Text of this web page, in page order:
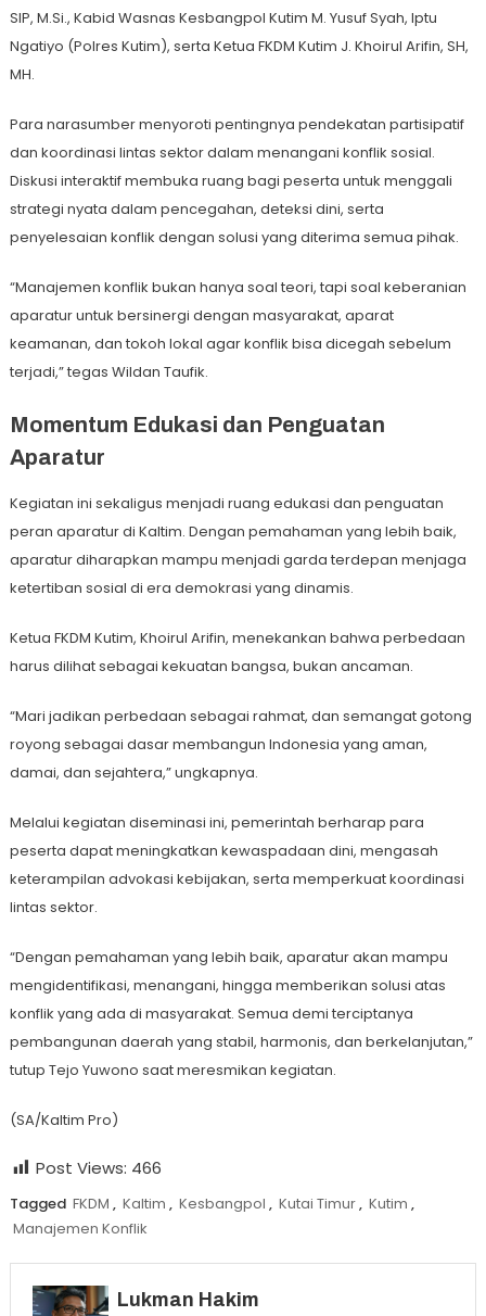
SIP, M.Si., Kabid Wasnas Kesbangpol Kutim M. Yusuf Syah, Iptu
Ngatiyo (Polres Kutim), serta Ketua FKDM Kutim J. Khoirul Arifin, SH,
MH.
Para narasumber menyoroti pentingnya pendekatan partisipatif
dan koordinasi lintas sektor dalam menangani konflik sosial.
Diskusi interaktif membuka ruang bagi peserta untuk menggali
strategi nyata dalam pencegahan, deteksi dini, serta
penyelesaian konflik dengan solusi yang diterima semua pihak.
“Manajemen konflik bukan hanya soal teori, tapi soal keberanian
aparatur untuk bersinergi dengan masyarakat, aparat
keamanan, dan tokoh lokal agar konflik bisa dicegah sebelum
terjadi,” tegas Wildan Taufik.
Momentum Edukasi dan Penguatan
Aparatur
Kegiatan ini sekaligus menjadi ruang edukasi dan penguatan
peran aparatur di Kaltim. Dengan pemahaman yang lebih baik,
aparatur diharapkan mampu menjadi garda terdepan menjaga
ketertiban sosial di era demokrasi yang dinamis.
Ketua FKDM Kutim, Khoirul Arifin, menekankan bahwa perbedaan
harus dilihat sebagai kekuatan bangsa, bukan ancaman.
“Mari jadikan perbedaan sebagai rahmat, dan semangat gotong
royong sebagai dasar membangun Indonesia yang aman,
damai, dan sejahtera,” ungkapnya.
Melalui kegiatan diseminasi ini, pemerintah berharap para
peserta dapat meningkatkan kewaspadaan dini, mengasah
keterampilan advokasi kebijakan, serta memperkuat koordinasi
lintas sektor.
“Dengan pemahaman yang lebih baik, aparatur akan mampu
mengidentifikasi, menangani, hingga memberikan solusi atas
konflik yang ada di masyarakat. Semua demi terciptanya
pembangunan daerah yang stabil, harmonis, dan berkelanjutan,”
tutup Tejo Yuwono saat meresmikan kegiatan.
(SA/Kaltim Pro)
Post Views: 466
Tagged FKDM , Kaltim , Kesbangpol , Kutai Timur, Kutim ,
Manajemen Konflik
Lukman Hakim